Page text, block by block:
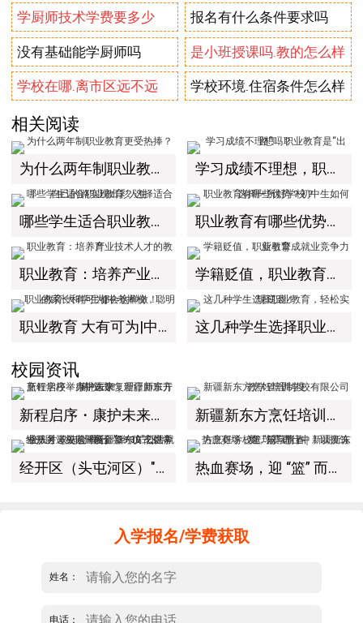
学厨师技术学费要多少 报名有什么条件要求吗
没有基础能学厨师吗 是小班授课吗.教的怎么样
学校在哪.离市区远不远 学校环境.住宿条件怎么样
相关阅读
为什么两年制职业教育更受热捧？ 学习成绩不理想，职业教育是“出路”吗？
哪些学生适合职业教育？选择适合自己的路实现出彩人生 职业教育有哪些优势？初中生如何选择一所好学校？
职业教育：培养产业技术人才的教育 学籍贬值，职业教育成就业竞争力新引擎
职业教育 大有可为|中考择校，聪明的家长和学生都会这样做！ 这几种学生选择职业教育，轻松实现逆袭！
校园资讯
新程启序・康护未来｜新疆新东方烹饪学校举办中医康复理疗师班开幕仪式！ 新疆新东方烹饪培训学校有限公司教学管理制度
经开区（头屯河区）"3+10"公共就业服务进校园暨新疆新东方烹饪学校人才双选会+校企签约仪式圆满举行 热血赛场，迎 “篮” 而上｜新疆新东方烹饪学校篮球赛进行中！以技筑梦，乐享青春
入学报名/学费获取
姓名：
电话：